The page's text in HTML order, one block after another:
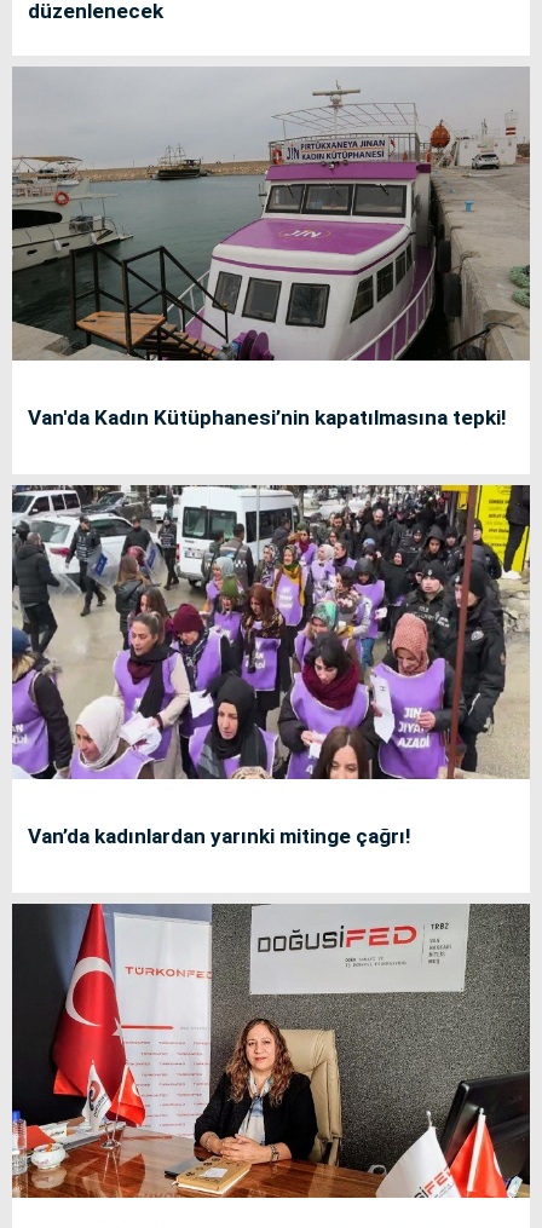
düzenlenecek
Van'da Kadın Kütüphanesi’nin kapatılmasına tepki!
Van’da kadınlardan yarınki mitinge çağrı!